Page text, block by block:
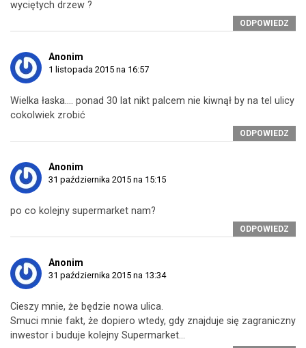
wyciętych drzew ?
ODPOWIEDZ
Anonim
1 listopada 2015 na 16:57
Wielka łaska…. ponad 30 lat nikt palcem nie kiwnął by na tel ulicy
cokolwiek zrobić
ODPOWIEDZ
Anonim
31 października 2015 na 15:15
po co kolejny supermarket nam?
ODPOWIEDZ
Anonim
31 października 2015 na 13:34
Cieszy mnie, że będzie nowa ulica.
Smuci mnie fakt, że dopiero wtedy, gdy znajduje się zagraniczny
inwestor i buduje kolejny Supermarket…